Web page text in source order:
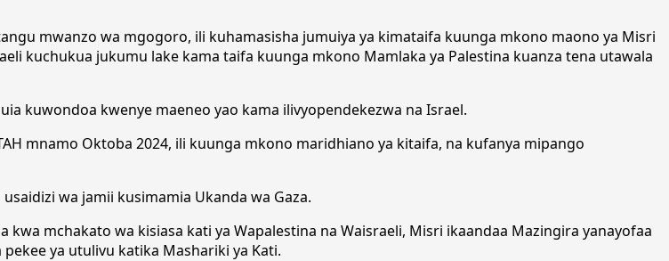
mwanzo wa mgogoro, ili kuhamasisha jumuiya ya kimataifa kuunga mkono maono ya Misri
kuchukua jukumu lake kama taifa kuunga mkono Mamlaka ya Palestina kuanza tena utawala
kuwondoa kwenye maeneo yao kama ilivyopendekezwa na Israel.
mnamo Oktoba 2024, ili kuunga mkono maridhiano ya kitaifa, na kufanya mipango
wa jamii kusimamia Ukanda wa Gaza.
mchakato wa kisiasa kati ya Wapalestina na Waisraeli, Misri ikaandaa Mazingira yanayofaa
ya utulivu katika Mashariki ya Kati.